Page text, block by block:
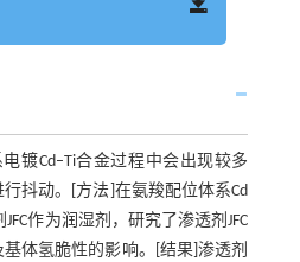
镀Cd–Ti合金过程中会出现较多
抖动。[方法]在氨羧配位体系Cd
作为润湿剂，研究了渗透剂JFC
体氢脆性的影响。[结果]渗透剂